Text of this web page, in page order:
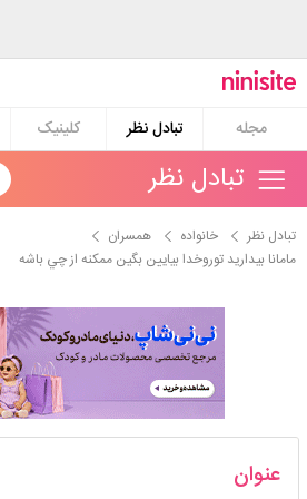
مجله
تبادل نظر کلینیک
تبادل نظر
تبادل نظر خانواده
همسران
مامانا بيداريد توروخدا بيايين بگين ممكنه از چي باشه
عنوان